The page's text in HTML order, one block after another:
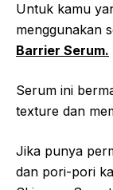
Untuk kamu
menggunakan
Barrier Serum.
Serum ini
texture dan
Jika punya
dan pori-pori